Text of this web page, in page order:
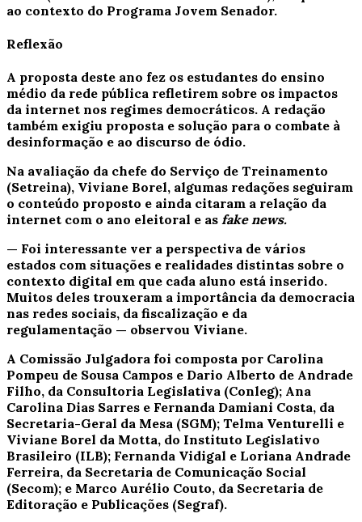
ao contexto do Programa Jovem Senador.
Reflexão
A proposta deste ano fez os estudantes do ensino
médio da rede pública refletirem sobre os impactos
da internet nos regimes democráticos. A redação
também exigiu proposta e solução para o combate à
desinformação e ao discurso de ódio.
Na avaliação da chefe do Serviço de Treinamento
(Setreina), Viviane Borel, algumas redações seguiram
o conteúdo proposto e ainda citaram a relação da
internet com o ano eleitoral e as fake news.
— Foi interessante ver a perspectiva de vários
estados com situações e realidades distintas sobre o
contexto digital em que cada aluno está inserido.
Muitos deles trouxeram a importância da democracia
nas redes sociais, da fiscalização e da
regulamentação — observou Viviane.
A Comissão Julgadora foi composta por Carolina
Pompeu de Sousa Campos e Dario Alberto de Andrade
Filho, da Consultoria Legislativa (Conleg); Ana
Carolina Dias Sarres e Fernanda Damiani Costa, da
Secretaria-Geral da Mesa (SGM); Telma Venturelli e
Viviane Borel da Motta, do Instituto Legislativo
Brasileiro (ILB); Fernanda Vidigal e Loriana Andrade
Ferreira, da Secretaria de Comunicação Social
(Secom); e Marco Aurélio Couto, da Secretaria de
Editoração e Publicações (Segraf).